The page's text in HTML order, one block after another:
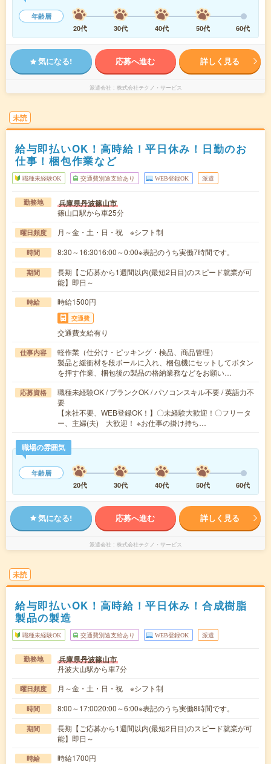
年齢層
20代
30代 40代 50代 60代
気になる! 応募へ進む 詳しく見る
派遣会社 株式会社テクノ・サービス
未読
給与即払いOK！高時給！平日休み！日勤のお
仕事！梱包作業など
職種未経験OK 交通費別途支給あり WEB登録OK 派遣
勤務地 兵庫県丹波篠山市
篠山口駅から車25分
曜日頻度 月～金・土・日・祝 ※シフト制
時間 8:30～16:3016:00～0:00※表記のうち実働7時間です。
期間
長期【ご応募から1週間以内(最短2日目)のスピード就業が可
能】即日～
時給 時給1500円
交通費
交通費支給有り
仕事内容
軽作業（仕分け・ピッキング・検品、商品管理）
製品と緩衝材を段ボールに入れ、梱包機にセットしてボタン
を押す作業、梱包後の製品の格納業務などをお願い…
応募資格
職種未経験OK / ブランクOK / パソコンスキル不要 / 英語力不
要
【来社不要、WEB登録OK！】〇未経験大歓迎！〇フリータ
ー、主婦(夫) 大歓迎！ ※お仕事の掛け持ち…
職場の雰囲気
年齢層
20代
30代 40代 50代 60代
気になる! 応募へ進む 詳しく見る
派遣会社 株式会社テクノ・サービス
未読
給与即払いOK！高時給！平日休み！合成樹脂
製品の製造
職種未経験OK 交通費別途支給あり WEB登録OK 派遣
勤務地 兵庫県丹波篠山市
丹波大山駅から車7分
曜日頻度 月～金・土・日・祝 ※シフト制
時間 8:00～17:0020:00～6:00※表記のうち実働8時間です。
期間
長期【ご応募から1週間以内(最短2日目)のスピード就業が可
能】即日～
時給 時給1700円